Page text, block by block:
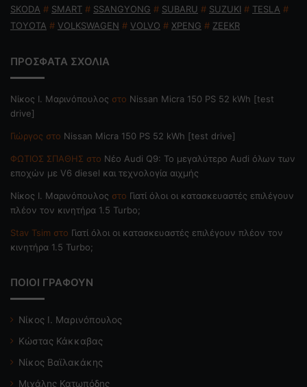
SKODA # SMART # SSANGYONG # SUBARU # SUZUKI # TESLA #
TOYOTA # VOLKSWAGEN # VOLVO # XPENG # ZEEKR
ΠΡΟΣΦΑΤΑ ΣΧΟΛΙΑ
Nίκος Ι. Mαρινόπουλος στο Nissan Micra 150 PS 52 kWh [test
drive]
Γιώργος στο Nissan Micra 150 PS 52 kWh [test drive]
ΦΩΤΙΟΣ ΣΠΑΘΗΣ στο Νέο Audi Q9: Το μεγαλύτερο Audi όλων των
εποχών με V6 diesel και τεχνολογία αιχμής
Nίκος Ι. Mαρινόπουλος στο Γιατί όλοι οι κατασκευαστές επιλέγουν
πλέον τον κινητήρα 1.5 Turbo;
Stav Tsim στο Γιατί όλοι οι κατασκευαστές επιλέγουν πλέον τον
κινητήρα 1.5 Turbo;
ΠΟΙΟΙ ΓΡΑΦΟΥΝ
Νίκος Ι. Μαρινόπουλος
Κώστας Κάκκαβας
Νίκος Βαϊλακάκης
Μιχάλης Κατωπόδης